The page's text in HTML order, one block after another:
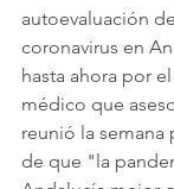
autoevaluación
coronavirus en
hasta ahora por
médico que
reunió la semana
de que "la